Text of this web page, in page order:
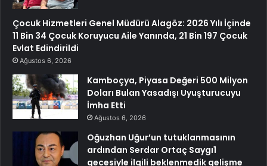
Çocuk Hizmetleri Genel Müdürü Alagöz: 2026 Yılı İçinde
11 Bin 34 Çocuk Koruyucu Aile Yanında, 21 Bin 197 Çocuk
Evlat Edindirildi
Ağustos 6, 2026
Kamboçya, Piyasa Değeri 500 Milyon
Doları Bulan Yasadışı Uyuşturucuyu
İmha Etti
Ağustos 6, 2026
Oğuzhan Uğur’un tutuklanmasının
ardından Serdar Ortaç Saygı1
gecesiyle ilgili beklenmedik gelişme